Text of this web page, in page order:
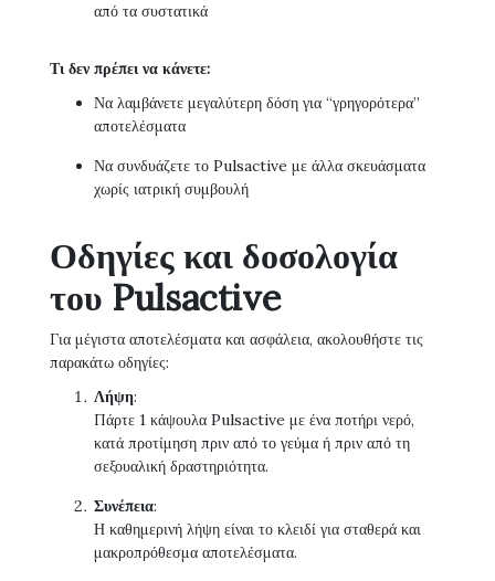
από τα συστατικά
Τι δεν πρέπει να κάνετε:
Να λαμβάνετε μεγαλύτερη δόση για “γρηγορότερα”
αποτελέσματα
Να συνδυάζετε το Pulsactive με άλλα σκευάσματα
χωρίς ιατρική συμβουλή
Οδηγίες και δοσολογία
του Pulsactive
Για μέγιστα αποτελέσματα και ασφάλεια, ακολουθήστε τις
παρακάτω οδηγίες:
Λήψη:
Πάρτε 1 κάψουλα Pulsactive με ένα ποτήρι νερό,
κατά προτίμηση πριν από το γεύμα ή πριν από τη
σεξουαλική δραστηριότητα.
Συνέπεια:
Η καθημερινή λήψη είναι το κλειδί για σταθερά και
μακροπρόθεσμα αποτελέσματα.